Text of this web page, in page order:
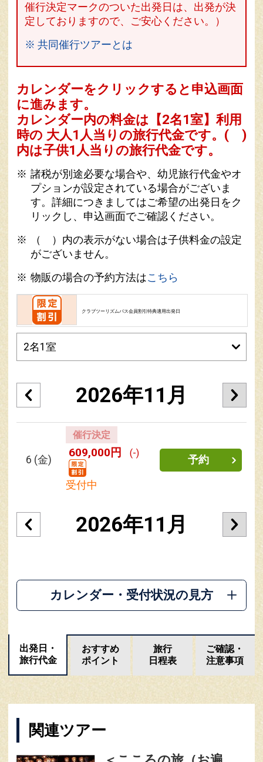
催行決定マークのついた出発日は、出発が決
定しておりますので、ご安心ください。）
※ 共同催行ツアーとは
カレンダーをクリックすると申込画面
に進みます。
カレンダー内の料金は 【2名1室】利用
時の 大人1人当りの旅行代金です。 ( )
内は子供1人当りの旅行代金です。
諸税が別途必要な場合や、幼児旅行代金やオ
プションが設定されている場合がございま
す。詳細につきましてはご希望の出発日をク
リックし、申込画面でご確認ください。
（ ）内の表示がない場合は子供料金の設定
がございません。
物販の場合の予約方法はこちら
クラブツーリズムパス会員割引特典適用出発日
2026年11月
6 (金)
催行決定
609,000円 (-)
受付中
予約
2026年11月
カレンダー・受付状況の見方
出発日・
旅行代金
おすすめ
ポイント
旅行
日程表
ご確認・
注意事項
関連ツアー